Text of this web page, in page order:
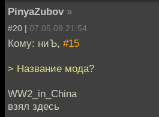
PinyaZubov »
#20 | 07.05.09 21:54
Кому: ниЪ, #15
> Название мода?
WW2_in_China
взял здесь